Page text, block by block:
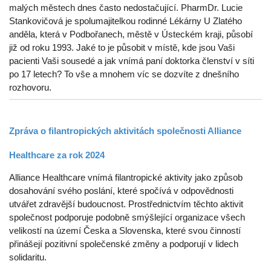
malých městech dnes často nedostačující. PharmDr. Lucie
Stankovičová je spolumajitelkou rodinné Lékárny U Zlatého
anděla, která v Podbořanech, městě v Ústeckém kraji, působí
již od roku 1993. Jaké to je působit v místě, kde jsou Vaši
pacienti Vaši sousedé a jak vnímá paní doktorka členství v síti
po 17 letech? To vše a mnohem víc se dozvíte z dnešního
rozhovoru.
Zpráva o filantropických aktivitách společnosti Alliance
Healthcare za rok 2024
Alliance Healthcare vnímá filantropické aktivity jako způsob
dosahování svého poslání, které spočívá v odpovědnosti
utvářet zdravější budoucnost. Prostřednictvím těchto aktivit
společnost podporuje podobně smýšlející organizace všech
velikostí na území Česka a Slovenska, které svou činností
přinášejí pozitivní společenské změny a podporují v lidech
solidaritu.